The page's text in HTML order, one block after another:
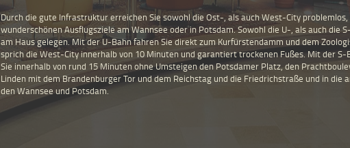
Durch die gute Infrastruktur erreichen Sie sowohl die Ost-, als auch West-City problemlos,
wunderschönen Ausflugsziele am Wannsee oder in Potsdam. Sowohl die U-, als auch die
am Haus gelegen. Mit der U-Bahn fahren Sie direkt zum Kurfürstendamm und dem
sprich die West-City innerhalb von 10 Minuten und garantiert trockenen Fußes. Mit der S-
Sie innerhalb von rund 15 Minuten ohne Umsteigen den Potsdamer Platz, den
Linden mit dem Brandenburger Tor und dem Reichstag und die Friedrichstraße und in die
den Wannsee und Potsdam.